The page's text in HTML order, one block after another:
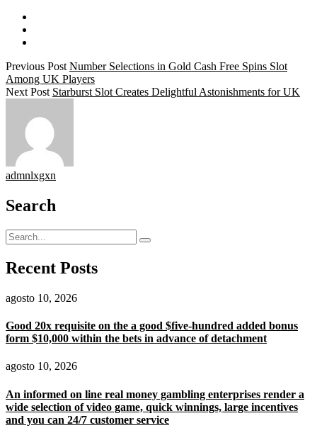
Previous Post Number Selections in Gold Cash Free Spins Slot
Among UK Players
Next Post Starburst Slot Creates Delightful Astonishments for UK
admnlxgxn
Search
Recent Posts
agosto 10, 2026
Good 20x requisite on the a good $five-hundred added bonus
form $10,000 within the bets in advance of detachment
agosto 10, 2026
An informed on line real money gambling enterprises render a
wide selection of video game, quick winnings, large incentives
and you can 24/7 customer service